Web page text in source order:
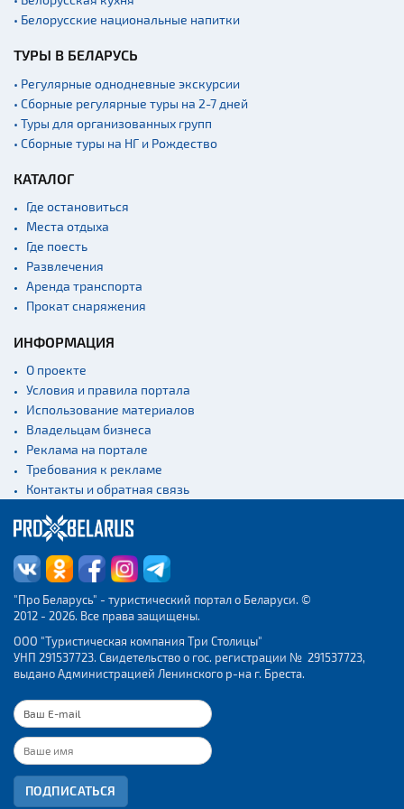
Аэропорты
вокзалы
Речной транспорт и
причалы
• Белорусские национальные напитки
ТУРЫ В БЕЛАРУСЬ
• Регулярные однодневные экскурсии
• Сборные регулярные туры на 2-7 дней
• Туры для организованных групп
• Сборные туры на НГ и Рождество
КАТАЛОГ
Где остановиться
Места отдыха
Где поесть
Развлечения
Аренда транспорта
Прокат снаряжения
ИНФОРМАЦИЯ
О проекте
Условия и правила портала
Использование материалов
Владельцам бизнеса
Реклама на портале
Требования к рекламе
Контакты и обратная связь
"Про Беларусь" - туристический портал о Беларуси. ©
2012 - 2026. Все права защищены.
ООО "Туристическая компания Три Столицы"
УНП 291537723. Свидетельство о гос. регистрации № 291537723,
выдано Администрацией Ленинского р-на г. Бреста.
ПОДПИСАТЬСЯ